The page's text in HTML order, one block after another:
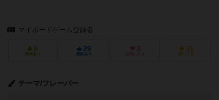
マイボードゲーム登録者
6
興味あり
29
経験あり
3
お気に入り
31
持ってる
テーマ/フレーバー